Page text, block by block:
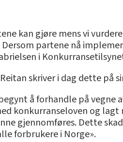
kan gjøre mens vi
partene nå
i
skriver i dag dette på
å forhandle på vegne
konkurranseloven og
gjennomføres. Dette
forbrukere i Norge».